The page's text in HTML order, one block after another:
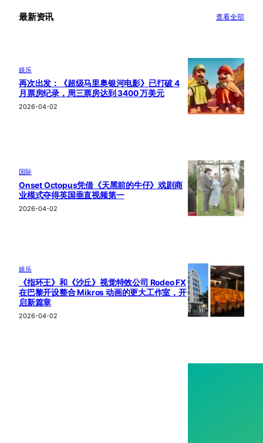
最新资讯 查看全部
娱乐
再次出发：《超级马里奥银河电影》已打破 4
月票房纪录，周三票房达到 3400 万美元
2026-04-02
国际
Onset Octopus凭借《天黑前的牛仔》戏剧商
业模式夺得英国垂直视频第一
2026-04-02
娱乐
《指环王》和《沙丘》视觉特效公司 Rodeo FX
在巴黎开设整合 Mikros 动画的更大工作室，开
启新篇章
2026-04-02